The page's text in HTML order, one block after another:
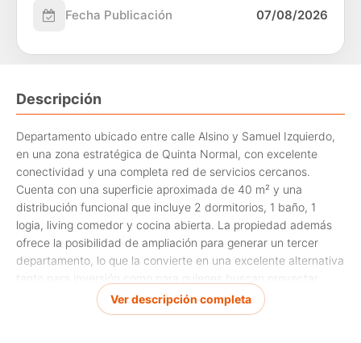
Fecha Publicación 07/08/2026
Descripción
Departamento ubicado entre calle Alsino y Samuel Izquierdo,
en una zona estratégica de Quinta Normal, con excelente
conectividad y una completa red de servicios cercanos.
Cuenta con una superficie aproximada de 40 m² y una
distribución funcional que incluye 2 dormitorios, 1 baño, 1
logia, living comedor y cocina abierta. La propiedad además
ofrece la posibilidad de ampliación para generar un tercer
departamento, lo que la convierte en una excelente alternativa
tanto para inversión como para quienes buscan proyectar
mayor valor a futuro.Ver descripción completa